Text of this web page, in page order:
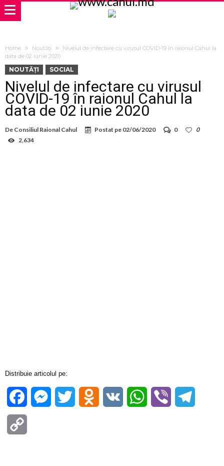
Home Noutăți
Nivelul de infectare cu virusul COVID-19 în raionul Cahul la
data de 02 iunie 2020
NOUTĂȚI SOCIAL
Nivelul de infectare cu virusul
COVID-19 în raionul Cahul la
data de 02 iunie 2020
De Consiliul Raional Cahul Postat pe 02/06/2020 0
0
2,634
Distribuie articolul pe:
FacebookMessenger
Twitter Odnoklassniki
VK WhatsApp
Viber